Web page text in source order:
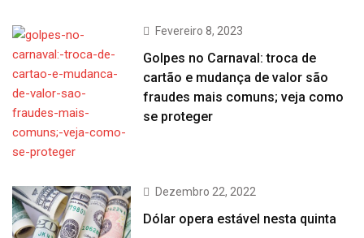
Fevereiro 8, 2023
Golpes no Carnaval: troca de
cartão e mudança de valor são
fraudes mais comuns; veja como
se proteger
Dezembro 22, 2022
Dólar opera estável nesta quinta